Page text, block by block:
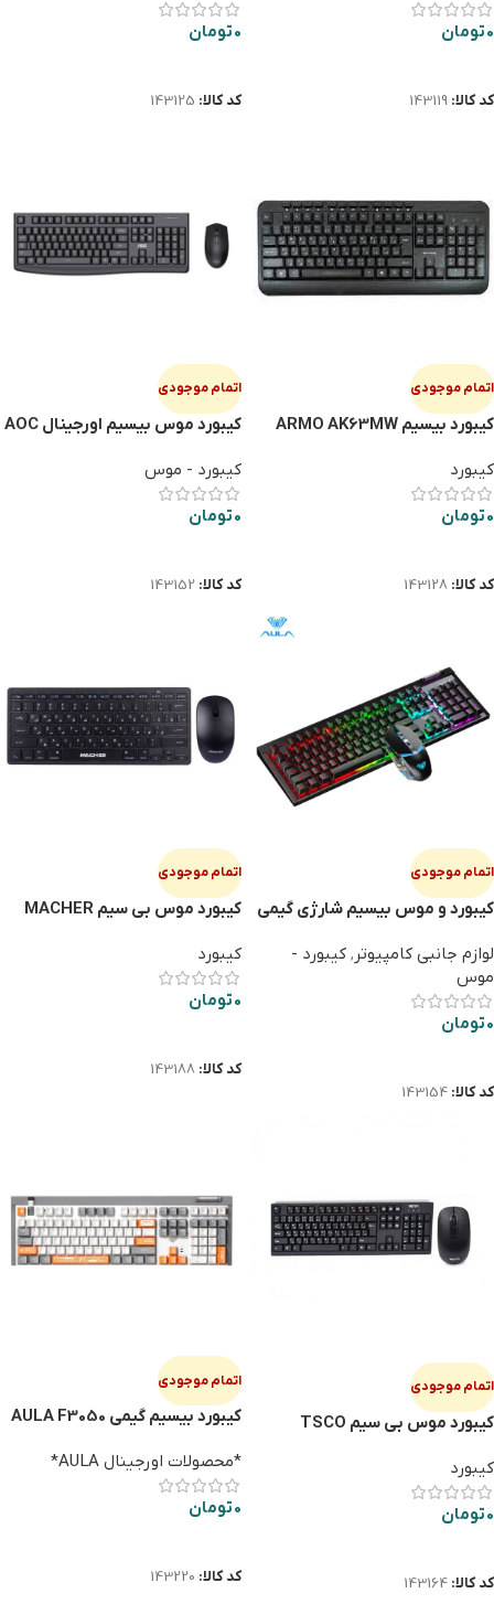
0تومان
کد کالا: 143119
0تومان
کد کالا: 143125
اتمام موجودی
کیبورد بیسیم ARMO AK63MW
کیبورد
0تومان
کد کالا: 143128
اتمام موجودی
کیبورد موس بیسیم اورجینال AOC
کیبورد - موس
0تومان
کد کالا: 143152
اتمام موجودی
کیبورد و موس بیسیم شارژی گیمی
لوازم جانبی کامپیوتر , کیبورد -
موس
0تومان
کد کالا: 143154
اتمام موجودی
کیبورد موس بی سیم MACHER
کیبورد
0تومان
کد کالا: 143188
اتمام موجودی
کیبورد موس بی سیم TSCO
کیبورد
0تومان
کد کالا: 143164
اتمام موجودی
كيبورد بیسیم گيمي AULA F3050
*محصولات اورجینال AULA*
0تومان
کد کالا: 143220